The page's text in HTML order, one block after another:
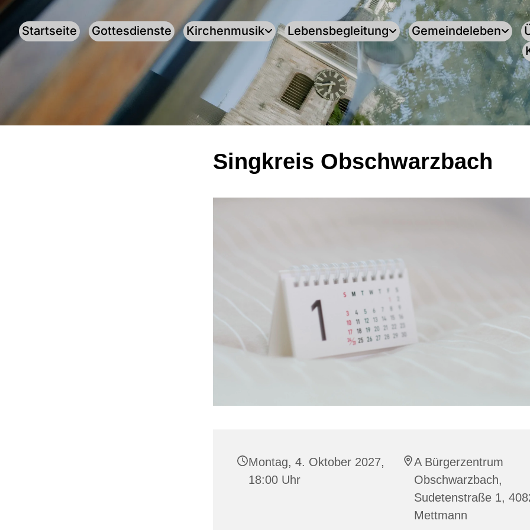
Startseite Gottesdienste Kirchenmusik Lebensbegleitung Gemeindeleben
Singkreis Obschwarzbach
Montag, 4. Oktober 2027,
18:00 Uhr
A Bürgerzentrum
Obschwarzbach,
Sudetenstraße 1,
Mettmann